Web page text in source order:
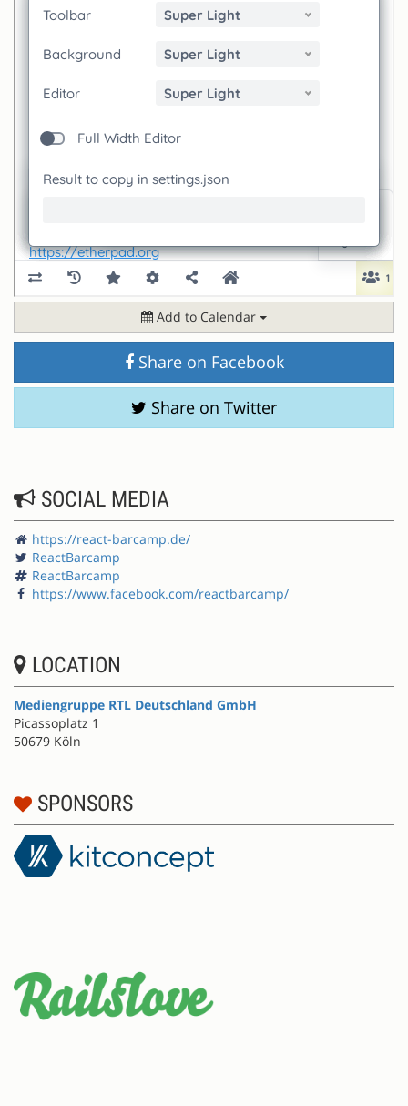
Add to Calendar
Share on Facebook
Share on Twitter
SOCIAL MEDIA
https://react-barcamp.de/
ReactBarcamp
ReactBarcamp
https://www.facebook.com/reactbarcamp/
LOCATION
Mediengruppe RTL Deutschland GmbH
Picassoplatz 1
50679 Köln
SPONSORS